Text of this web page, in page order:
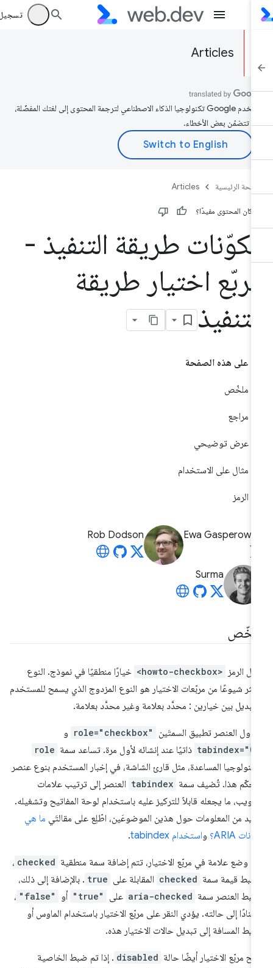
تسجيل
Articles
تستخدم Google تكنولوجيا الذكاء الاصطناعي لترجمة المحتوى إلى لغتك المفضّلة،
تتضمّن بعض الأخطاء.
الرئيسية Articles
كان المحتوى مفيدًا؟
طريقة التنفيذ -
اختيار طريقة
على هذه الصفحة
ملخّص
مراجع
عرض توضيحي
مثال على الاستخدام
الرمز
Ewa
Rob Dodson
Surma
الرمز <howto-checkbox> خيارًا منطقيًا في نموذج. النوع
شيوعًا من مربّعات الاختيار هو النوع المزدوج الذي يسمح للمستخدم
بين خيارين : محدَّد بعلامة وغير محدَّد بعلامة.
العنصر تطبيق السمتَين role="checkbox" و
ذاتيًا عند إنشائه لأول مرة. تساعد سمة role
المساعدة، مثل قارئ الشاشة، في إخبار المستخدم بنوع عنصر
هذا. تُضيف سمة tabindex العنصر إلى ترتيب علامات
ما يجعله قابلاً للتركيز عليه باستخدام لوحة المفاتيح وتشغيله.
من المعلومات حول هذين الموضوعَين، اطّلِع على مقالتَيما هي
واستخدام tabindex .
وضع علامة في مربّع الاختيار، تتم إضافة سمة منطقية checked ،
قيمة سمة checked المقابلة على true . بالإضافة إلى ذلك،
العنصر سمة aria-checked على "true" أو "false" ،
إلى حالته. يؤدي النقر على مربّع الاختيار باستخدام الماوس أو
المسافة إلى تبديل حالات الاختيار هذه.
مربّع الاختيار أيضًا حالة disabled . إذا تم ضبط الخاصية